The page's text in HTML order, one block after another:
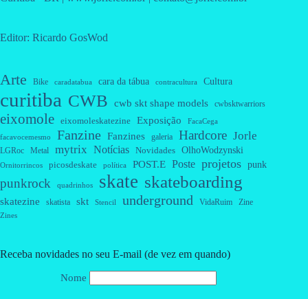
Editor: Ricardo GosWod
Arte Bike caradatabua cara da tábua contracultura Cultura
curitiba CWB cwb skt shape models cwbsktwarriors
eixomole eixomoleskatezine Exposição FacaCega
facavocemesmo Fanzine Fanzines galeria Hardcore Jorle
LGRoc Metal mytrix Notícias Novidades OlhoWodzynski
Ornitorrincos picosdeskate política POST.E Poste projetos punk
punkrock quadrinhos skate skateboarding
skatezine skatista skt Stencil underground VidaRuim Zine
Zines
Receba novidades no seu E-mail (de vez em quando)
Nome